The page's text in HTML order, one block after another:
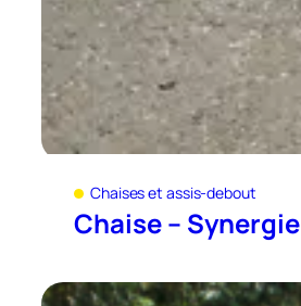
Chaises et assis-debout
Chaise – Synergie